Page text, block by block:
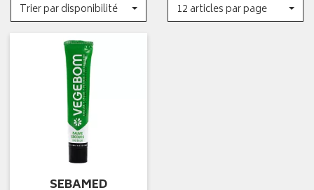
Trier par disponibilité 12 articles par page
SEBAMED